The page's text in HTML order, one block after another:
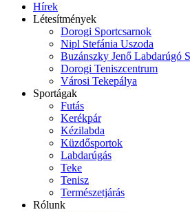
Hírek
Létesítmények
Dorogi Sportcsarnok
Nipl Stefánia Uszoda
Buzánszky Jenő Labdarúgó
Dorogi Teniszcentrum
Városi Tekepálya
Sportágak
Futás
Kerékpár
Kézilabda
Küzdősportok
Labdarúgás
Teke
Tenisz
Természetjárás
Rólunk